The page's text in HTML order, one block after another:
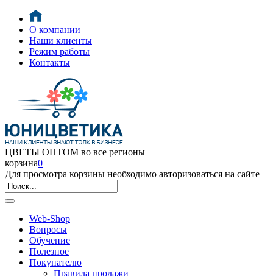
О компании
Наши клиенты
Режим работы
Контакты
ЦВЕТЫ ОПТОМ во все регионы
корзина0
Для просмотра корзины необходимо авторизоваться на сайте
Web-Shop
Вопросы
Обучение
Полезное
Покупателю
Правила продажи